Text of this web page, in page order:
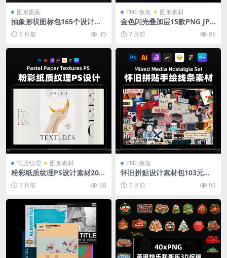
图形图案
抽象形状图标包165个设计素
材地球条形码HUD元素AI/SV
G/PNG多格式矢量素材
6 月前 45
PNG免抠 图形素材
金色闪光叠加层15款PNG JPG
4096×4096像素300DPI透明
背景PS摄影特效素材
7 月前 86
优质纹理 图形素材
粉彩纸质纹理PS设计素材20JP
G+40PNG 7000×5000婚礼请
柬背景薰衣草绿月桂
7 月前 68
PNG免抠
怀旧拼贴设计素材包103元素1
78手绘线条10胶片滤镜拍立得
胶带纸框背景
7 月前 93